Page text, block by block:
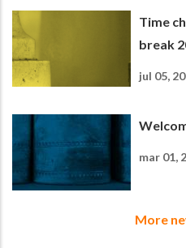
Time
break
jul 05,
mar 01,
More